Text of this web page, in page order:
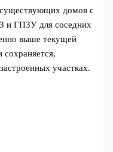
домов с
и ГПЗУ для соседних
выше текущей
сохраняется,
участках.